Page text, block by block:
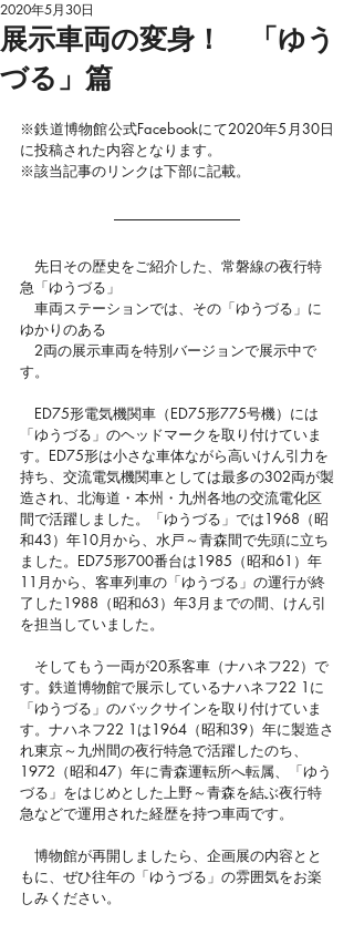
展示車両の変身！ 「ゆう
づる」篇
2020年5月30日
※鉄道博物館公式Facebookにて2020年5月30日
に投稿された内容となります。
※該当記事のリンクは下部に記載。
先日その歴史をご紹介した、常磐線の夜行特
急「ゆうづる」
車両ステーションでは、その「ゆうづる」に
ゆかりのある
2両の展示車両を特別バージョンで展示中で
す。
ED75形電気機関車（ED75形775号機）には
「ゆうづる」のヘッドマークを取り付けていま
す。ED75形は小さな車体ながら高いけん引力を
持ち、交流電気機関車としては最多の302両が製
造され、北海道・本州・九州各地の交流電化区
間で活躍しました。「ゆうづる」では1968（昭
和43）年10月から、水戸～青森間で先頭に立ち
ました。ED75形700番台は1985（昭和61）年
11月から、客車列車の「ゆうづる」の運行が終
了した1988（昭和63）年3月までの間、けん引
を担当していました。
そしてもう一両が20系客車（ナハネフ22）で
す。鉄道博物館で展示しているナハネフ22 1に
「ゆうづる」のバックサインを取り付けていま
す。ナハネフ22 1は1964（昭和39）年に製造さ
れ東京～九州間の夜行特急で活躍したのち、
1972（昭和47）年に青森運転所へ転属、「ゆう
づる」をはじめとした上野～青森を結ぶ夜行特
急などで運用された経歴を持つ車両です。
博物館が再開しましたら、企画展の内容とと
もに、ぜひ往年の「ゆうづる」の雰囲気をお楽
しみください。